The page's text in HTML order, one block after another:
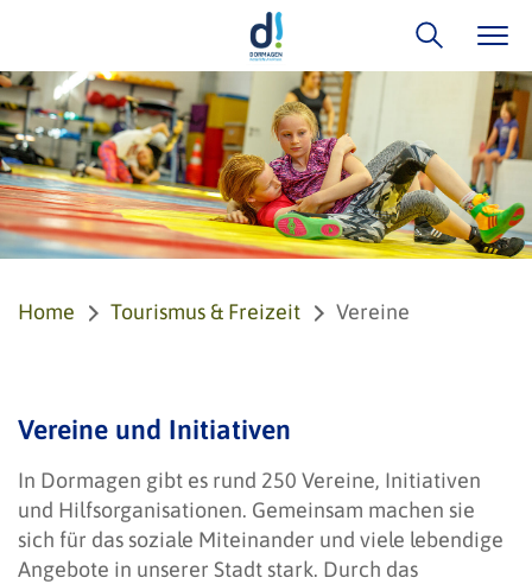
Home Tourismus & Freizeit Vereine
Vereine und Initiativen
In Dormagen gibt es rund 250 Vereine, Initiativen
und Hilfsorganisationen. Gemeinsam machen sie
sich für das soziale Miteinander und viele lebendige
Angebote in unserer Stadt stark. Durch das